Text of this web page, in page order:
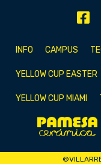
INFO CAMPUS
YELLOW CUP EASTER
YELLOW CUP MIAMI